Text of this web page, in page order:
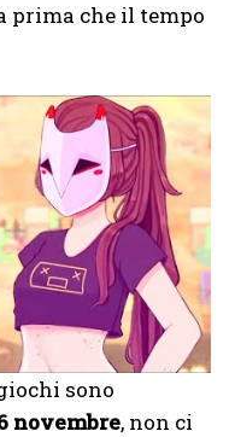
prima che il tempo
sono
novembre, non ci